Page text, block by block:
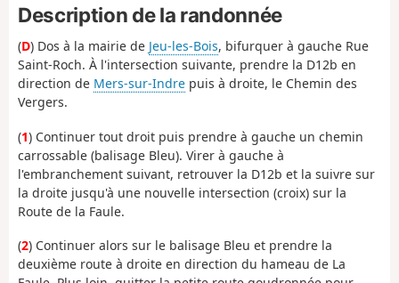
Description de la randonnée
(D) Dos à la mairie de Jeu-les-Bois, bifurquer à gauche Rue
Saint-Roch. À l'intersection suivante, prendre la D12b en
direction de Mers-sur-Indre puis à droite, le Chemin des
Vergers.
(1) Continuer tout droit puis prendre à gauche un chemin
carrossable (balisage Bleu). Virer à gauche à
l'embranchement suivant, retrouver la D12b et la suivre sur
la droite jusqu'à une nouvelle intersection (croix) sur la
Route de la Faule.
(2) Continuer alors sur le balisage Bleu et prendre la
deuxième route à droite en direction du hameau de La